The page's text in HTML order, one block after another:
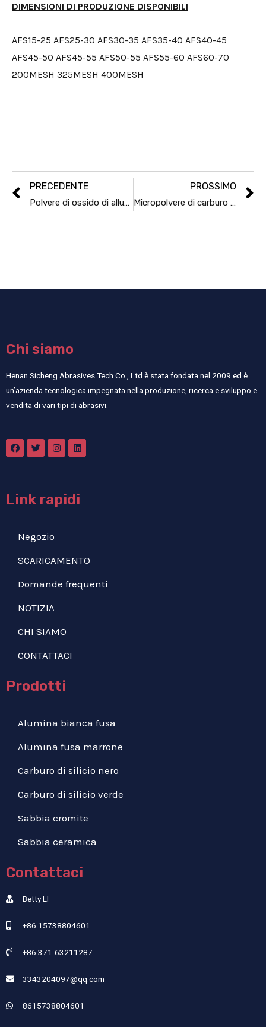
DIMENSIONI DI PRODUZIONE DISPONIBILI
AFS15-25 AFS25-30 AFS30-35 AFS35-40 AFS40-45
AFS45-50 AFS45-55 AFS50-55 AFS55-60 AFS60-70
200MESH 325MESH 400MESH
PRECEDENTE
Polvere di ossido di alluminio bianco refrattario 200mesh
PROSSIMO
Micropolvere di carburo di silicio nero
Chi siamo
Henan Sicheng Abrasives Tech Co., Ltd è stata fondata nel 2009 ed è
un’azienda tecnologica impegnata nella produzione, ricerca e sviluppo e
vendita di vari tipi di abrasivi.
Link rapidi
Negozio
SCARICAMENTO
Domande frequenti
NOTIZIA
CHI SIAMO
CONTATTACI
Prodotti
Alumina bianca fusa
Alumina fusa marrone
Carburo di silicio nero
Carburo di silicio verde
Sabbia cromite
Sabbia ceramica
Contattaci
Betty LI
+86 15738804601
+86 371-63211287
3343204097@qq.com
8615738804601